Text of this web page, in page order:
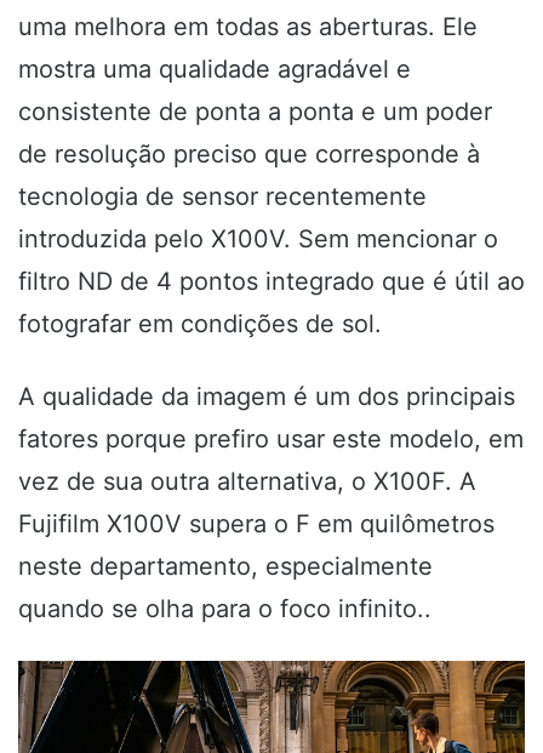
uma melhora em todas as aberturas. Ele
mostra uma qualidade agradável e
consistente de ponta a ponta e um poder
de resolução preciso que corresponde à
tecnologia de sensor recentemente
introduzida pelo X100V. Sem mencionar o
filtro ND de 4 pontos integrado que é útil ao
fotografar em condições de sol.
A qualidade da imagem é um dos principais
fatores porque prefiro usar este modelo, em
vez de sua outra alternativa, o X100F. A
Fujifilm X100V supera o F em quilômetros
neste departamento, especialmente
quando se olha para o foco infinito..